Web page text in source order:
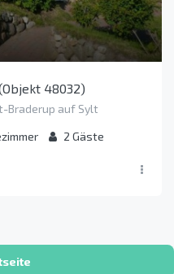
48032)
Braderup auf Sylt
2 Gäste